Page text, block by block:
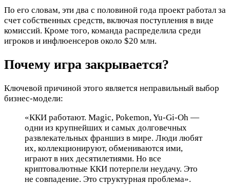
По его словам, эти два с половиной года проект работал за
счет собственных средств, включая поступления в виде
комиссий. Кроме того, команда распределила среди
игроков и инфлюенсеров около $20 млн.
Почему игра закрывается?
Ключевой причиной этого является неправильный выбор
бизнес-модели:
«ККИ работают. Magic, Pokemon, Yu-Gi-Oh —
одни из крупнейших и самых долговечных
развлекательных франшиз в мире. Люди любят
их, коллекционируют, обмениваются ими,
играют в них десятилетиями. Но все
криптовалютные ККИ потерпели неудачу. Это
не совпадение. Это структурная проблема».